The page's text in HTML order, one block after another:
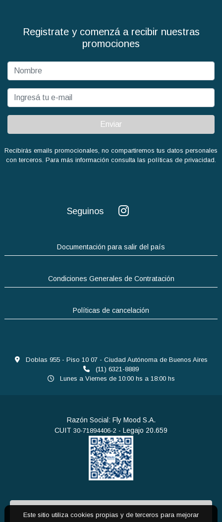
Registrate y comenzá a recibir nuestras
promociones
Enviar
Recibirás emails promocionales, no compartiremos tus datos personales
con terceros. Para más información consulta las políticas de privacidad.
Seguinos
Documentación para salir del país
Condiciones Generales de Contratación
Políticas de cancelación
Doblas 955 - Piso 10 07 - Ciudad Autónoma de Buenos Aires
(11) 6321-8889
Lunes a Viernes de 10:00 hs a 18:00 hs
Razón Social: Fly Mood S.A.
CUIT 30-71894406-2 - Legajo 20.659
Boton de arrepentimiento
Este sitio utiliza cookies propias y de terceros para mejorar